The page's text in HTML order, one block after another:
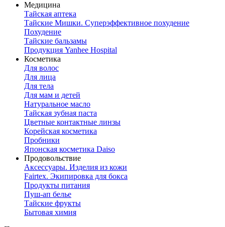
Медицина
Тайская аптека
Тайские Мишки. Суперэффективное похудение
Похудение
Тайские бальзамы
Продукция Yanhee Hospital
Косметика
Для волос
Для лица
Для тела
Для мам и детей
Натуральное масло
Тайская зубная паста
Цветные контактные линзы
Корейская косметика
Пробники
Японская косметика Daiso
Продовольствие
Аксессуары. Изделия из кожи
Fairtex. Экипировка для бокса
Продукты питания
Пуш-ап белье
Тайские фрукты
Бытовая химия